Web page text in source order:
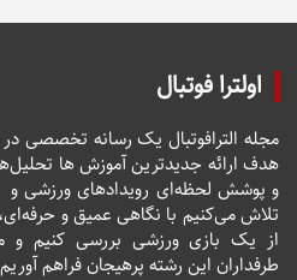
اولترا فوتبال
مجله الترافوتبال یک رسانه تخصصی
هدف ارائه جدیدترین آموزش ها
و پوشش لحظه‌ای رویدادهای ورزشی و
تلاش می‌کنیم با نگاهی عمیق و
از یک بازی ورزشی بررسی کنیم و
طرفداران این رشته پرهیجان فراهم